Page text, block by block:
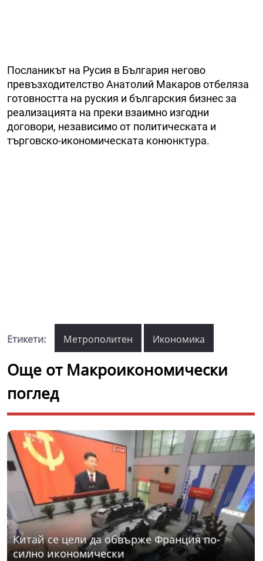
Посланикът на Русия в България негово
превъзходителство Анатолий Макаров отбеляза
готовността на руския и българския бизнес за
реализацията на преки взаимно изгодни
договори, независимо от политическата и
търговско-икономическата конюнктура.
Етикети: Метрополитен Икономика
Още от Макроикономически
поглед
Китай се цели да обвърже Франция по-
силно икономически